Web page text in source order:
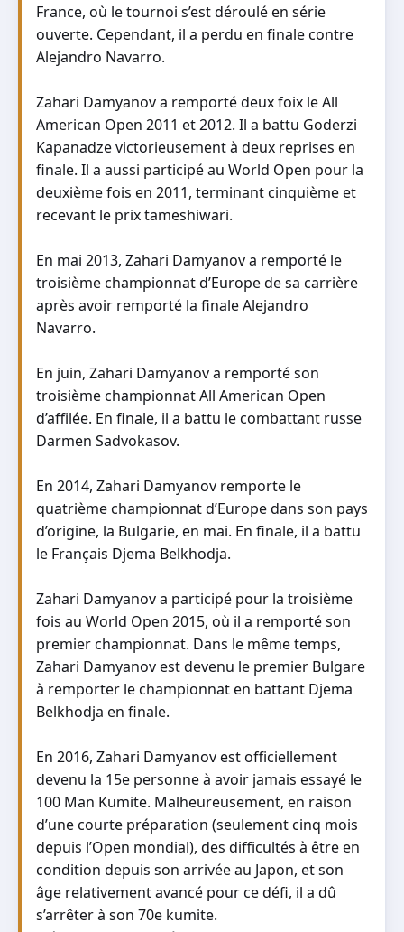
France, où le tournoi s’est déroulé en série
ouverte. Cependant, il a perdu en finale contre
Alejandro Navarro.
Zahari Damyanov a remporté deux foix le All
American Open 2011 et 2012. Il a battu Goderzi
Kapanadze victorieusement à deux reprises en
finale. Il a aussi participé au World Open pour la
deuxième fois en 2011, terminant cinquième et
recevant le prix tameshiwari.
En mai 2013, Zahari Damyanov a remporté le
troisième championnat d’Europe de sa carrière
après avoir remporté la finale Alejandro
Navarro.
En juin, Zahari Damyanov a remporté son
troisième championnat All American Open
d’affilée. En finale, il a battu le combattant russe
Darmen Sadvokasov.
En 2014, Zahari Damyanov remporte le
quatrième championnat d’Europe dans son pays
d’origine, la Bulgarie, en mai. En finale, il a battu
le Français Djema Belkhodja.
Zahari Damyanov a participé pour la troisième
fois au World Open 2015, où il a remporté son
premier championnat. Dans le même temps,
Zahari Damyanov est devenu le premier Bulgare
à remporter le championnat en battant Djema
Belkhodja en finale.
En 2016, Zahari Damyanov est officiellement
devenu la 15e personne à avoir jamais essayé le
100 Man Kumite. Malheureusement, en raison
d’une courte préparation (seulement cinq mois
depuis l’Open mondial), des difficultés à être en
condition depuis son arrivée au Japon, et son
âge relativement avancé pour ce défi, il a dû
s’arrêter à son 70e kumite.